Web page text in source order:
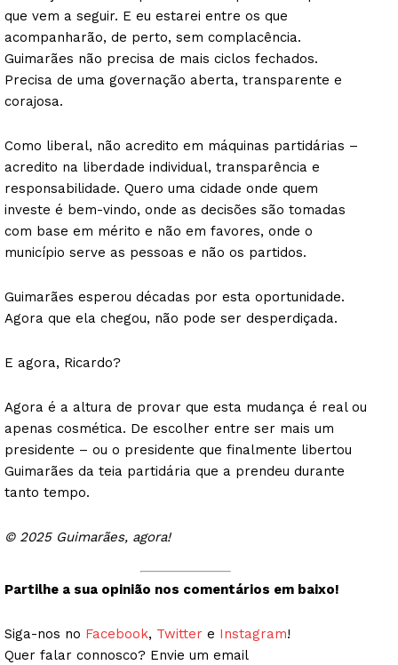
que vem a seguir. E eu estarei entre os que
acompanharão, de perto, sem complacência.
Guimarães não precisa de mais ciclos fechados.
Precisa de uma governação aberta, transparente e
corajosa.
Como liberal, não acredito em máquinas partidárias –
acredito na liberdade individual, transparência e
responsabilidade. Quero uma cidade onde quem
investe é bem-vindo, onde as decisões são tomadas
com base em mérito e não em favores, onde o
município serve as pessoas e não os partidos.
Guimarães esperou décadas por esta oportunidade.
Agora que ela chegou, não pode ser desperdiçada.
E agora, Ricardo?
Agora é a altura de provar que esta mudança é real ou
apenas cosmética. De escolher entre ser mais um
presidente – ou o presidente que finalmente libertou
Guimarães da teia partidária que a prendeu durante
tanto tempo.
© 2025 Guimarães, agora!
Partilhe a sua opinião nos comentários em baixo!
Siga-nos no Facebook, Twitter e Instagram!
Quer falar connosco? Envie um email